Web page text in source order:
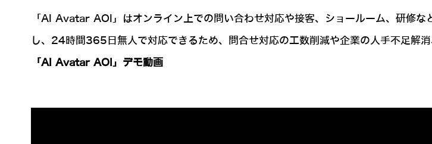
「AI Avatar AOI」はオンライン上での問い合わせ対応や接客、ショールーム、研修
し、24時間365日無人で対応できるため、問合せ対応の工数削減や企業の人手不足解
「AI Avatar AOI」デモ動画